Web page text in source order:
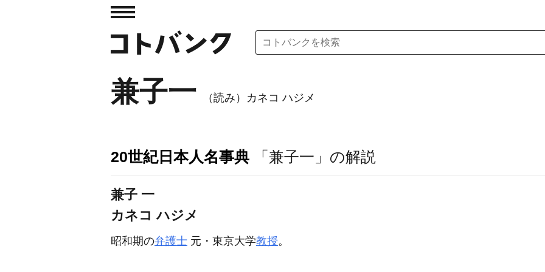
兼子一 （読み）カネコ ハジメ
20世紀日本人名事典 「兼子一」の解説
兼子 一
カネコ ハジメ
昭和期の弁護士 元・東京大学教授。